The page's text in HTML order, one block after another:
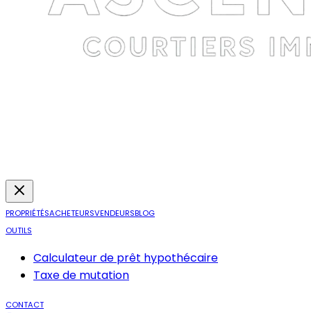
PROPRIÉTÉSACHETEURSVENDEURSBLOG
OUTILS
Calculateur de prêt hypothécaire
Taxe de mutation
CONTACT